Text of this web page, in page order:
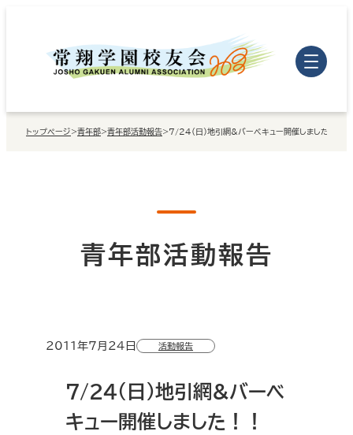
トップページ >青年部>青年部活動報告> 7/24（日）地引網&バーベキュー開催しました！！
青年部活動報告
2011年7月24日 活動報告
7/24（日）地引網&バーベ
キュー開催しました！！